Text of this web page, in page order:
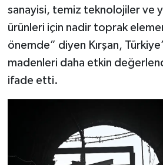
sanayisi, temiz teknolojiler ve
ürünleri için nadir toprak
önemde” diyen Kırşan,
madenleri daha etkin
ifade etti.